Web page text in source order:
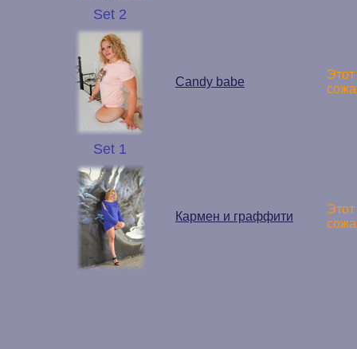
Set 2
Candy babe
Set 1
Кармен и граффити